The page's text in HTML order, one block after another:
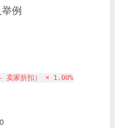
举例
卖家折扣） × 1.00%